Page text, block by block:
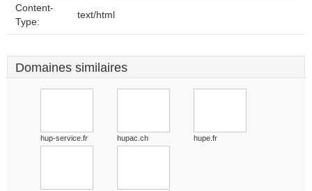
Content-
Type:
text/html
Domaines similaires
hup-service.fr hupac.ch hupe.fr